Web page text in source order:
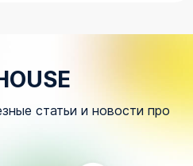
статьи и новости про